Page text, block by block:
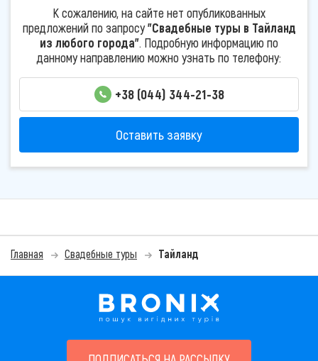
К сожалению, на сайте нет опубликованных
предложений по запросу"Свадебные туры в Тайланд
из любого города". Подробную информацию по
данному направлению можно узнать по телефону:
+38 (044) 344-21-38
Оставить заявку
Главная Свадебные туры Тайланд